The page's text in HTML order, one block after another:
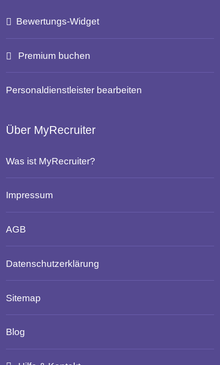
Bewertungs-Widget
Premium buchen
Personaldienstleister bearbeiten
Über MyRecruiter
Was ist MyRecruiter?
Impressum
AGB
Datenschutzerklärung
Sitemap
Blog